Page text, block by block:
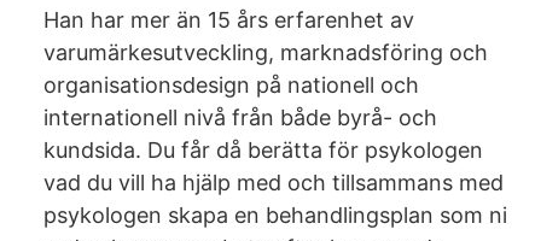
Han har mer än 15 års erfarenhet av
varumärkesutveckling, marknadsföring och
organisationsdesign på nationell och
internationell nivå från både byrå- och
kundsida. Du får då berätta för psykologen
vad du vill ha hjälp med och tillsammans med
psykologen skapa en behandlingsplan som ni